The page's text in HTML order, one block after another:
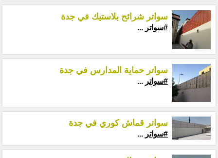
سواتر شرائح بلاستيك في جدة
#سواتر ...
سواتر حماية المدارس في جدة
#سواتر ...
سواتر قماش كوري في جدة
#سواتر ...